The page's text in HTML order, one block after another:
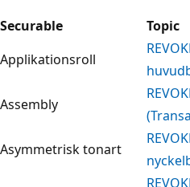
Securable
Topic
Applikationsroll
Assembly
Asymmetrisk tonart